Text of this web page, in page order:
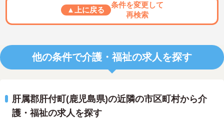
▲上に戻る
条件を変更して
再検索
他の条件で介護・福祉の求人を探す
肝属郡肝付町(鹿児島県)の近隣の市区町村から介
護・福祉の求人を探す